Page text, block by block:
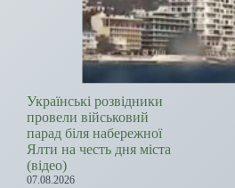
Українські розвідники
провели військовий
парад біля набережної
Ялти на честь дня міста
(відео)
07.08.2026